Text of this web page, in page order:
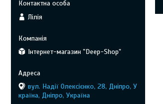
Лілія
Інтернет-магазин "Deep-Shop"
вул. Надії Олексієнко, 28, Дніпро, У
країна, Дніпро, Україна